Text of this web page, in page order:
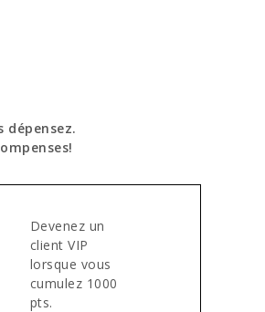
dépensez.
Devenez un
client VIP
lorsque vous
cumulez 1000
pts.